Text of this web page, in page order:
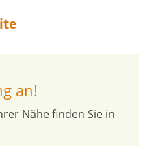
an!
Nähe finden Sie in